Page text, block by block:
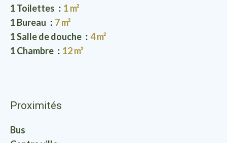
1 Toilettes
1 m²
1 Bureau
7 m²
1 Salle de douche
4 m²
1 Chambre
12 m²
Proximités
Bus